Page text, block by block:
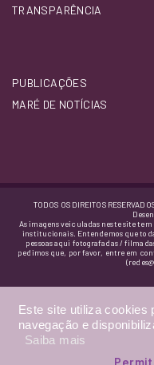
TRANSPARÊNCIA
PUBLICAÇÕES
MARÉ DE NOTÍCIAS
TODOS OS DIREITOS
As imagens veiculadas neste site
institucionais. Entendemos que
pessoas aqui fotografadas /
pedimos que, por favor, entre em
Este site utiliza cookies
navegação e
Saiba mais